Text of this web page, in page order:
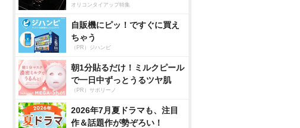
オリコンタイアップ特集
自販機にピッ！ですぐに買え
ちゃう
（PR）ジハンピ
朝1分貼るだけ！ミルクピール
で一日中ずっとうるツヤ肌
（PR）サボリーノ
2026年7月夏ドラマも、注目
作＆話題作が勢ぞろい！